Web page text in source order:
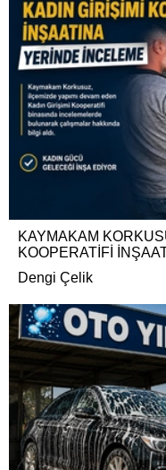
KAYMAKAM
KOOPERATİFİ
Dengi Çelik